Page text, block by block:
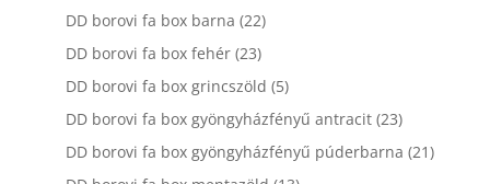
DD borovi fa box barna 2222
termék
DD borovi fa box fehér 2323
termék
DD borovi fa box grincszöld 55
termék
DD borovi fa box gyöngyházfényű antracit 2323
termék
DD borovi fa box gyöngyházfényű púderbarna 2121